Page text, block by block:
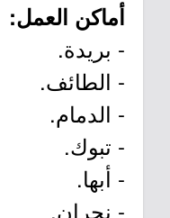
أماكن العمل:
- بريدة.
- الطائف.
- الدمام.
- تبوك.
- أبها.
- نجران.